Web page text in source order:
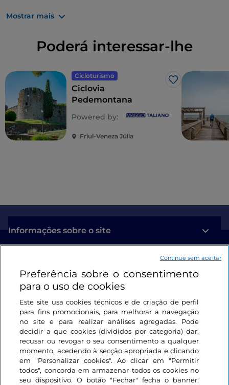
Mostrar mais
Poderá interessar-lhe
Cicloturismo
Gosto
Ciclovia
Pedemontana
Powered by:
Friul-Veneza Júlia
Informações sobre o site
Iniciar sessão
Mantenha-se em contacto
Preferência sobre o consentimento
para o uso de cookies
Este site usa cookies técnicos e de criação de perfil
para fins promocionais, para melhorar a navegação
no site e para realizar análises agregadas. Pode
decidir a que cookies (divididos por categoria) dar,
recusar ou revogar o seu consentimento a qualquer
momento, acedendo à secção apropriada e clicando
em "Personalizar cookies". Ao clicar em "Permitir
todos", concorda em armazenar todos os cookies no
seu dispositivo. O botão "Fechar" fecha o banner;
Continue sem aceitar